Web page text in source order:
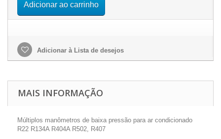
Adicionar ao carrinho
Adicionar à Lista de desejos
MAIS INFORMAÇÃO
Múltiplos manômetros de baixa pressão para ar condicionado
R22 R134A R404A R502, R407